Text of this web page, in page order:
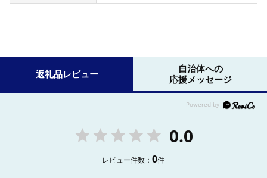
返礼品レビュー
自治体への
応援メッセージ
0.0
レビュー件数：0件